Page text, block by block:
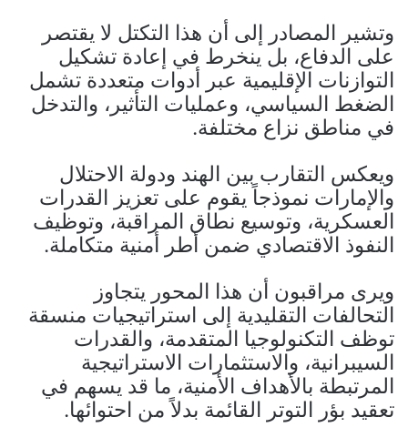
وتشير المصادر إلى أن هذا التكتل لا يقتصر
على الدفاع، بل ينخرط في إعادة تشكيل
التوازنات الإقليمية عبر أدوات متعددة تشمل
الضغط السياسي، وعمليات التأثير، والتدخل
في مناطق نزاع مختلفة.
ويعكس التقارب بين الهند ودولة الاحتلال
والإمارات نموذجاً يقوم على تعزيز القدرات
العسكرية، وتوسيع نطاق المراقبة، وتوظيف
النفوذ الاقتصادي ضمن أطر أمنية متكاملة.
ويرى مراقبون أن هذا المحور يتجاوز
التحالفات التقليدية إلى استراتيجيات منسقة
توظف التكنولوجيا المتقدمة، والقدرات
السيبرانية، والاستثمارات الاستراتيجية
المرتبطة بالأهداف الأمنية، ما قد يسهم في
تعقيد بؤر التوتر القائمة بدلاً من احتوائها.